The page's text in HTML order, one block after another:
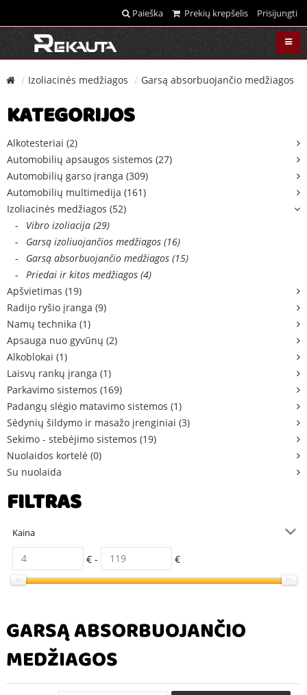
Paieška Prekių krepšelis Prisijungti
Izoliacinės medžiagos Garsą absorbuojančio medžiagos
KATEGORIJOS
Alkotesteriai (2)
Automobilių apsaugos sistemos (27)
Automobilių garso įranga (309)
Automobilių multimedija (161)
Izoliacinės medžiagos (52)
- Vibro izoliacija (29)
- Garsą izoliuojančios medžiagos (16)
- Garsą absorbuojančio medžiagos (15)
- Priedai ir kitos medžiagos (4)
Apšvietimas (19)
Radijo ryšio įranga (9)
Namų technika (1)
Apsauga nuo gyvūnų (2)
Alkoblokai (1)
Laisvų rankų įranga (1)
Parkavimo sistemos (169)
Padangų slėgio matavimo sistemos (1)
Sėdynių šildymo ir masažo įrenginiai (3)
Sekimo - stebėjimo sistemos (19)
Nuolaidos kortelė (0)
Su nuolaida
FILTRAS
Kaina
€ - €
GARSĄ ABSORBUOJANČIO
MEDŽIAGOS